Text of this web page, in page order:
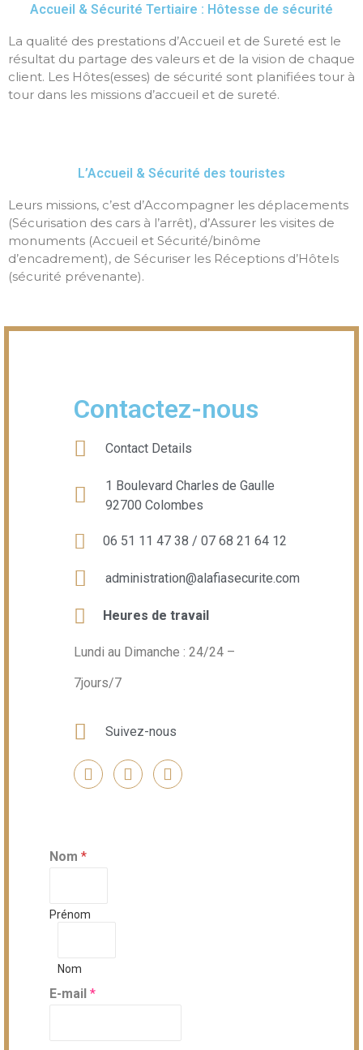
Accueil & Sécurité Tertiaire : Hôtesse de sécurité
La qualité des prestations d’Accueil et de Sureté est le
résultat du partage des valeurs et de la vision de chaque
client. Les Hôtes(esses) de sécurité sont planifiées tour à
tour dans les missions d’accueil et de sureté.
L’Accueil & Sécurité des touristes
Leurs missions, c’est d’Accompagner les déplacements
(Sécurisation des cars à l’arrêt), d’Assurer les visites de
monuments (Accueil et Sécurité/binôme
d’encadrement), de Sécuriser les Réceptions d’Hôtels
(sécurité prévenante).
Contactez-nous
Contact Details
1 Boulevard Charles de Gaulle
92700 Colombes
06 51 11 47 38 / 07 68 21 64 12
administration@alafiasecurite.com
Heures de travail
Lundi au Dimanche : 24/24 –
7jours/7
Suivez-nous
Nom *
Prénom
Nom
E-mail *